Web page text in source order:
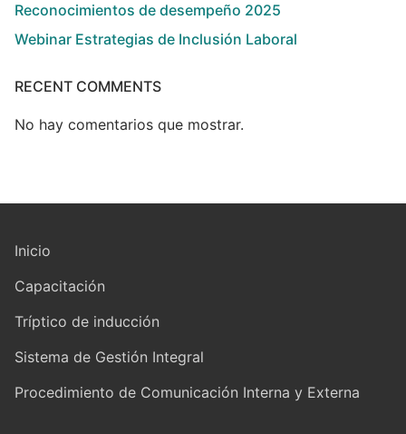
Reconocimientos de desempeño 2025
Webinar Estrategias de Inclusión Laboral
RECENT COMMENTS
No hay comentarios que mostrar.
Inicio
Capacitación
Tríptico de inducción
Sistema de Gestión Integral
Procedimiento de Comunicación Interna y Externa